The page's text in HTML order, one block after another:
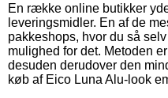
En række online butikker
leveringsmidler. En af de
pakkeshops, hvor du så
mulighed for det. Metoden
desuden derudover den
køb af Eico Luna Alu-look